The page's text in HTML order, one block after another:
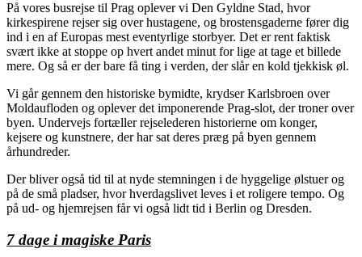
På vores busrejse til Prag oplever vi Den Gyldne Stad, hvor
kirkespirene rejser sig over hustagene, og brostensgaderne fører dig
ind i en af Europas mest eventyrlige storbyer. Det er rent faktisk
svært ikke at stoppe op hvert andet minut for lige at tage et billede
mere. Og så er der bare få ting i verden, der slår en kold tjekkisk øl.
Vi går gennem den historiske bymidte, krydser Karlsbroen over
Moldaufloden og oplever det imponerende Prag-slot, der troner over
byen. Undervejs fortæller rejselederen historierne om konger,
kejsere og kunstnere, der har sat deres præg på byen gennem
århundreder.
Der bliver også tid til at nyde stemningen i de hyggelige ølstuer og
på de små pladser, hvor hverdagslivet leves i et roligere tempo. Og
på ud- og hjemrejsen får vi også lidt tid i Berlin og Dresden.
7 dage i magiske Paris